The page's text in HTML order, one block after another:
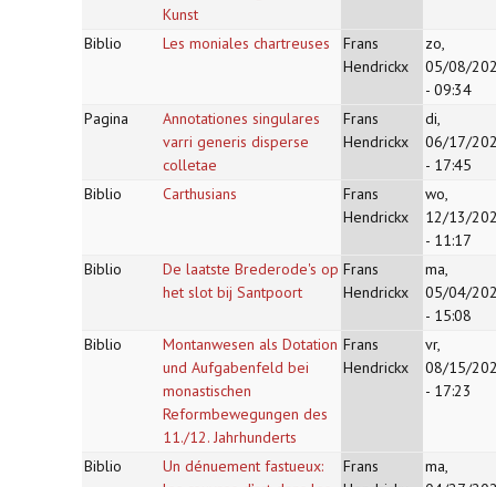
Kunst
Biblio Les moniales chartreuses
Frans
Hendrickx
zo,
05/08/
- 09:34
Pagina
Annotationes singulares
varri generis disperse
colletae
Frans
Hendrickx
di,
06/17/
- 17:45
Biblio
Carthusians
Frans
Hendrickx
wo,
12/13/
- 11:17
Biblio
De laatste Brederode's op
het slot bij Santpoort
Frans
Hendrickx
ma,
05/04/
- 15:08
Biblio
Montanwesen als Dotation
und Aufgabenfeld bei
monastischen
Reformbewegungen des
11./12. Jahrhunderts
Frans
Hendrickx
vr,
08/15/
- 17:23
Biblio
Un dénuement fastueux:
Frans
ma,